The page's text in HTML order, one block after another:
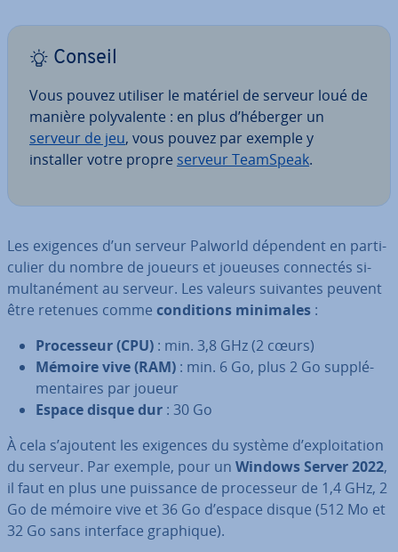
Conseil
Vous pouvez utiliser le matériel de serveur loué de
manière po­ly­va­lente : en plus d’héberger un
serveur de jeu, vous pouvez par exemple y
installer votre propre serveur TeamSpeak.
Les exigences d’un serveur Palworld dépendent en par­ti­
cu­lier du nombre de joueurs et joueuses connectés si­
mul­ta­né­ment au serveur. Les valeurs suivantes peuvent
être retenues comme con­di­tions minimales :
Pro­ces­seur (CPU) : min. 3,8 GHz (2 cœurs)
Mémoire vive (RAM) : min. 6 Go, plus 2 Go sup­plé­
men­taires par joueur
Espace disque dur : 30 Go
À cela s’ajoutent les exigences du système d’ex­ploi­ta­tion
du serveur. Par exemple, pour un Windows Server 2022,
il faut en plus une puissance de pro­ces­seur de 1,4 GHz, 2
Go de mémoire vive et 36 Go d’espace disque (512 Mo et
32 Go sans interface graphique).